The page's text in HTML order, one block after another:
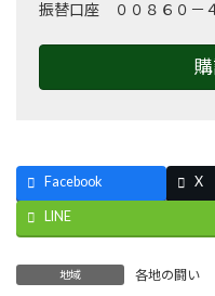
振替口座 ００８６０－
Facebook X
LINE
地域 各地の闘い